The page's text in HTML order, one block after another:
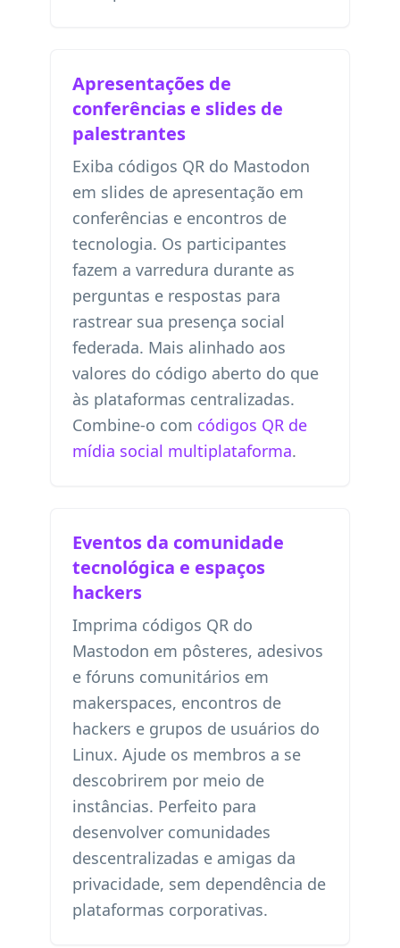
Apresentações de
conferências e slides de
palestrantes
Exiba códigos QR do Mastodon
em slides de apresentação em
conferências e encontros de
tecnologia. Os participantes
fazem a varredura durante as
perguntas e respostas para
rastrear sua presença social
federada. Mais alinhado aos
valores do código aberto do que
às plataformas centralizadas.
Combine-o com códigos QR de
mídia social multiplataforma.
Eventos da comunidade
tecnológica e espaços
hackers
Imprima códigos QR do
Mastodon em pôsteres, adesivos
e fóruns comunitários em
makerspaces, encontros de
hackers e grupos de usuários do
Linux. Ajude os membros a se
descobrirem por meio de
instâncias. Perfeito para
desenvolver comunidades
descentralizadas e amigas da
privacidade, sem dependência de
plataformas corporativas.